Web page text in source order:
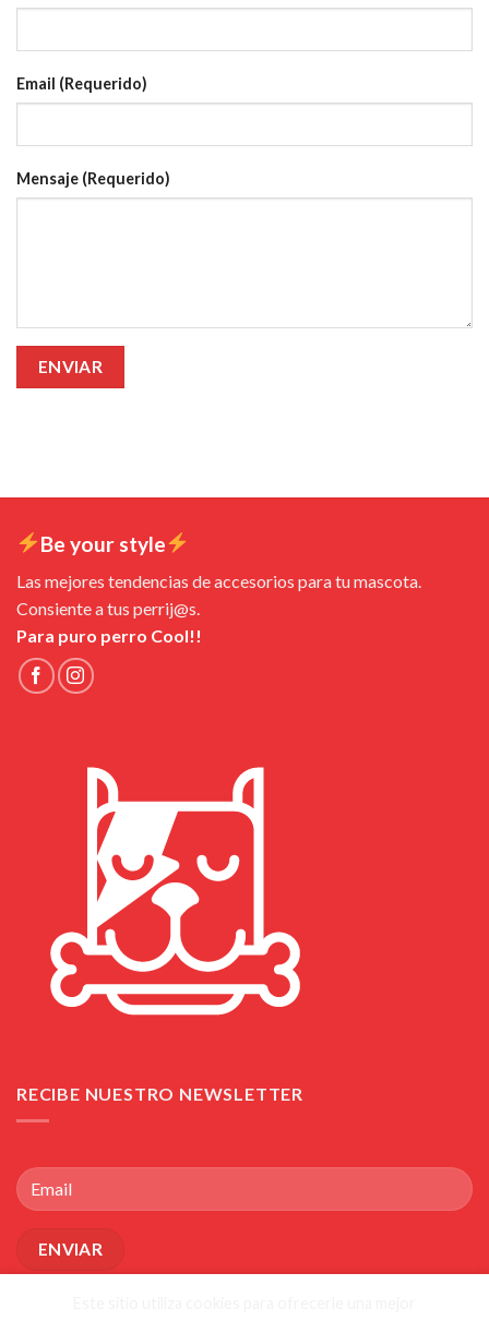
Email (Requerido)
Mensaje (Requerido)
Be your style
Las mejores tendencias de accesorios para tu mascota.
Consiente a tus perrij@s.
Para puro perro Cool!!
RECIBE NUESTRO NEWSLETTER